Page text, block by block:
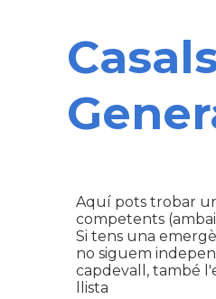
Aquí pots trobar
competents
Si tens una
no siguem
capdevall, també
llista